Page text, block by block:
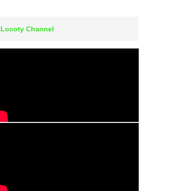
Locoty Channel